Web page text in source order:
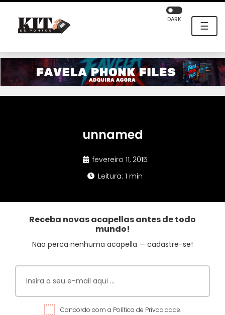
☰
DARK
unnamed
fevereiro 11, 2015
Leitura: 1 min
Receba novas acapellas antes de todo
mundo!
Não perca nenhuma acapella — cadastre-se!
Concordo com a Política de Privacidade.